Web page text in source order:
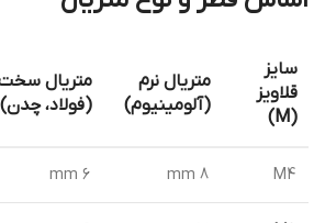
سایز
قلاویز
(M)
متریال نرم
(آلومینیوم)
متریال
(فولاد، چدن)
M4
8 mm
6 mm